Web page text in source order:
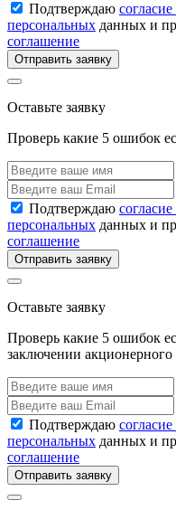
Подтверждаю
персональных данных и
соглашение
Отправить заявку
Оставьте заявку
Проверь какие 5 ошибок
Подтверждаю
персональных данных и
соглашение
Отправить заявку
Оставьте заявку
Проверь какие 5 ошибок
заключении акционерного
Подтверждаю
персональных данных и
соглашение
Отправить заявку